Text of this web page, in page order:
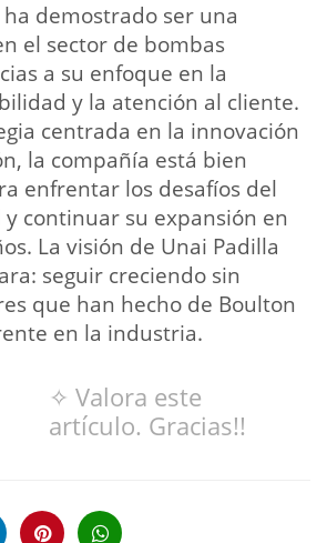
demostrado ser una
el sector de bombas
a su enfoque en la
y la atención al cliente.
centrada en la innovación
la compañía está bien
enfrentar los desafíos del
continuar su expansión en
La visión de Unai Padilla
seguir creciendo sin
que han hecho de Boulton
en la industria.
✧ Valora este
artículo. Gracias!!